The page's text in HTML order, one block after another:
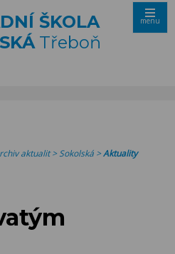
ŠKOLA
Třeboň
menu
aktualit>Sokolská >Aktuality